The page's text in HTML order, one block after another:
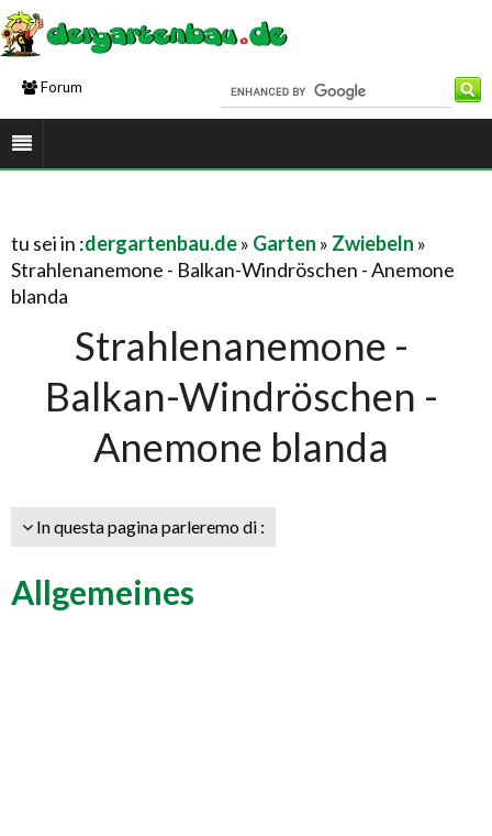
Forum
tu sei in :dergartenbau.de» Garten » Zwiebeln »
Strahlenanemone - Balkan-Windröschen - Anemone
blanda
Strahlenanemone -
Balkan-Windröschen -
Anemone blanda
In questa pagina parleremo di :
Allgemeines